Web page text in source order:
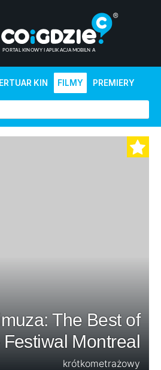
KIN FILMY PREMIERY
The Best of
Montreal
krótkometrażowy